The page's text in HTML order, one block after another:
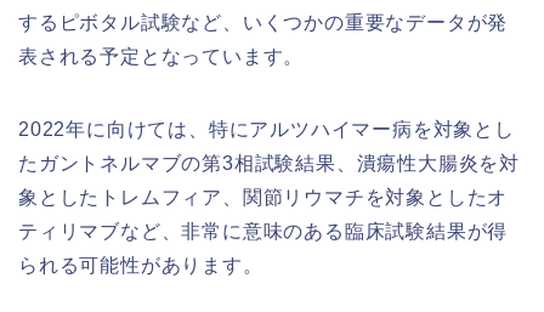
するピボタル試験など、いくつかの重要なデータが発
表される予定となっています。
2022年に向けては、特にアルツハイマー病を対象とし
たガントネルマブの第3相試験結果、潰瘍性大腸炎を対
象としたトレムフィア、関節リウマチを対象としたオ
ティリマブなど、非常に意味のある臨床試験結果が得
られる可能性があります。